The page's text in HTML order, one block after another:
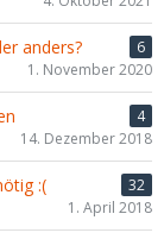
anders?
6
1. November 2020
4
14. Dezember 2018
:(
32
1. April 2018